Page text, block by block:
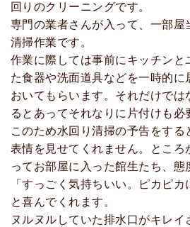
回りのクリーニングです。
専門の業者さんが入って、一部屋
清掃作業です。
作業に際しては事前にキッチンと
た食器や洗面道具などを一時的に
おいてもらいます。それだけでは
るとあってそれなりに片付けも必
このため水回り清掃の予告をする
表情を見せてくれません。ところ
ってお部屋に入った館生たち、態
「すっごく気持ちいい。ピカピカ
と喜んでくれます。
ヌルヌルしていた排水口がキレ